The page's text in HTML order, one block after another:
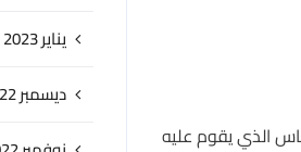
الذي يقوم عليه
يناير 2023
ديسمبر 2022